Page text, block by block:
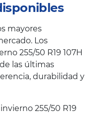
mayores
Los
255/50 R19 107H
las últimas
durabilidad y
255/50 R19